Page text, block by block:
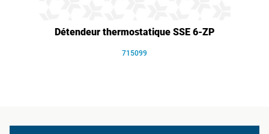
Détendeur thermostatique SSE 6-ZP
715099